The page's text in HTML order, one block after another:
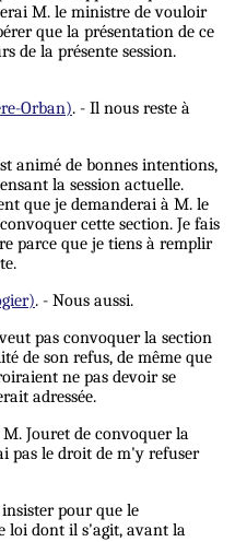
M. le ministre de vouloir
que la présentation de ce
de la présente session.
Orban). - Il nous reste à
animé de bonnes intentions,
la session actuelle.
que je demanderai à M. le
cette section. Je fais
parce que je tiens à remplir
. - Nous aussi.
pas convoquer la section
de son refus, de même que
ne pas devoir se
adressée.
Jouret de convoquer la
pas le droit de m'y refuser
pour que le
loi dont il s'agit, avant la